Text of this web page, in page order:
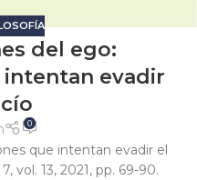
del ego:
evadir
0
que intentan evadir el
vol. 13, 2021, pp. 69-90.